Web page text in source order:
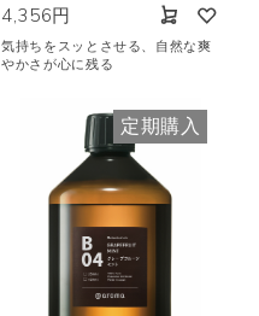
4,356円
気持ちをスッとさせる、自然な爽
やかさが心に残る
定期購入